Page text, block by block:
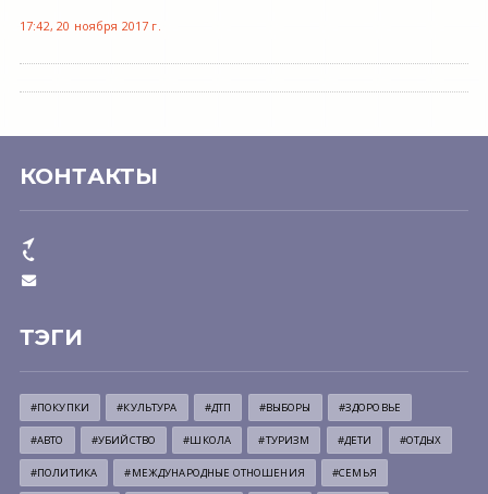
17:42, 20 ноября 2017 г.
КОНТАКТЫ
ТЭГИ
#ПОКУПКИ #КУЛЬТУРА #ДТП #ВЫБОРЫ #ЗДОРОВЬЕ
#АВТО #УБИЙСТВО #ШКОЛА #ТУРИЗМ #ДЕТИ #ОТДЫХ
#ПОЛИТИКА #МЕЖДУНАРОДНЫЕ ОТНОШЕНИЯ #СЕМЬЯ